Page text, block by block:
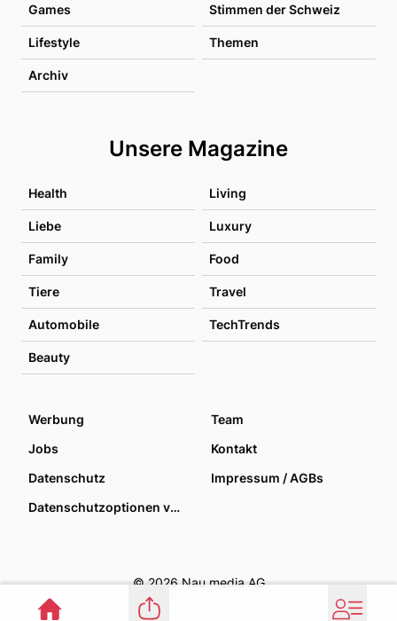
Games Stimmen der Schweiz
Lifestyle Themen
Archiv
Unsere Magazine
Health Living
Liebe Luxury
Family Food
Tiere Travel
Automobile TechTrends
Beauty
Werbung
Team
Jobs
Kontakt
Datenschutz
Impressum / AGBs
Datenschutzoptionen verwalten
© 2026 Nau media AG